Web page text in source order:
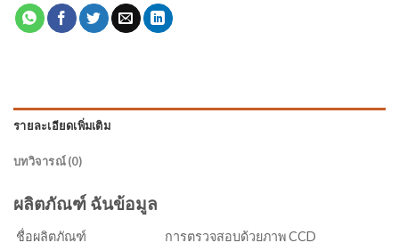
รายละเอียดเพิ่มเติม
บทวิจารณ์ (0)
ผลิตภัณฑ์ ฉันข้อมูล
ชื่อผลิตภัณฑ์
การตรวจสอบด้วยภาพ CCD